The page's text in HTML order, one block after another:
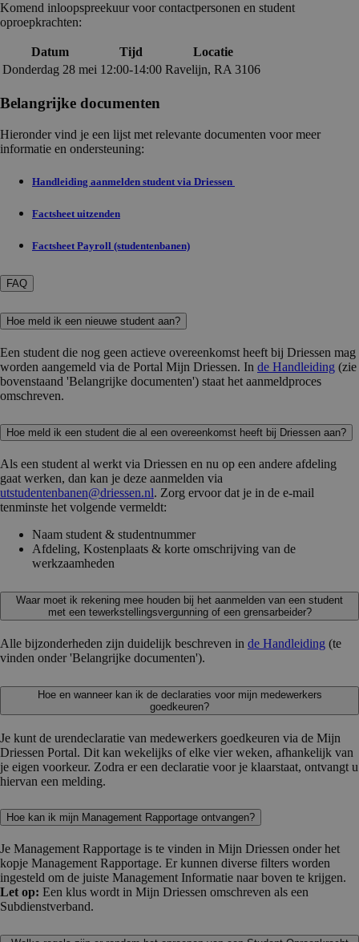
Komend inloopspreekuur voor contactpersonen en student
oproepkrachten:
Datum Tijd
Locatie
Donderdag 28 mei 12:00-14:00 Ravelijn, RA 3106
Belangrijke documenten
Hieronder vind je een lijst met relevante documenten voor meer
informatie en ondersteuning:
Handleiding aanmelden student via Driessen
Factsheet uitzenden
Factsheet Payroll (studentenbanen)
FAQ
Hoe meld ik een nieuwe student aan?
Een student die nog geen actieve overeenkomst heeft bij Driessen mag
worden aangemeld via de Portal Mijn Driessen. In de Handleiding (zie
bovenstaand 'Belangrijke documenten') staat het aanmeldproces
omschreven.
Hoe meld ik een student die al een overeenkomst heeft bij Driessen aan?
Als een student al werkt via Driessen en nu op een andere afdeling
gaat werken, dan kan je deze aanmelden via
utstudentenbanen@driessen.nl. Zorg ervoor dat je in de e-mail
tenminste het volgende vermeldt:
Naam student & studentnummer
Afdeling, Kostenplaats & korte omschrijving van de
werkzaamheden
Waar moet ik rekening mee houden bij het aanmelden van een student
met een tewerkstellingsvergunning of een grensarbeider?
Alle bijzonderheden zijn duidelijk beschreven in de Handleiding (te
vinden onder 'Belangrijke documenten').
Hoe en wanneer kan ik de declaraties voor mijn medewerkers
goedkeuren?
Je kunt de urendeclaratie van medewerkers goedkeuren via de Mijn
Driessen Portal. Dit kan wekelijks of elke vier weken, afhankelijk van
je eigen voorkeur. Zodra er een declaratie voor je klaarstaat, ontvangt u
hiervan een melding.
Hoe kan ik mijn Management Rapportage ontvangen?
Je Management Rapportage is te vinden in Mijn Driessen onder het
kopje Management Rapportage. Er kunnen diverse filters worden
ingesteld om de juiste Management Informatie naar boven te krijgen.
Let op: Een klus wordt in Mijn Driessen omschreven als een
Subdienstverband.